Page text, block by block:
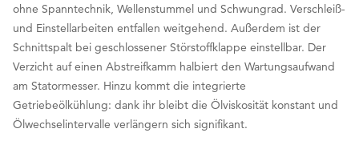
ohne Spanntechnik, Wellenstummel und Schwungrad. Verschleiß-
und Einstellarbeiten entfallen weitgehend. Außerdem ist der
Schnittspalt bei geschlossener Störstoffklappe einstellbar. Der
Verzicht auf einen Abstreifkamm halbiert den Wartungsaufwand
am Statormesser. Hinzu kommt die integrierte
Getriebeölkühlung: dank ihr bleibt die Ölviskosität konstant und
Ölwechselintervalle verlängern sich signifikant.